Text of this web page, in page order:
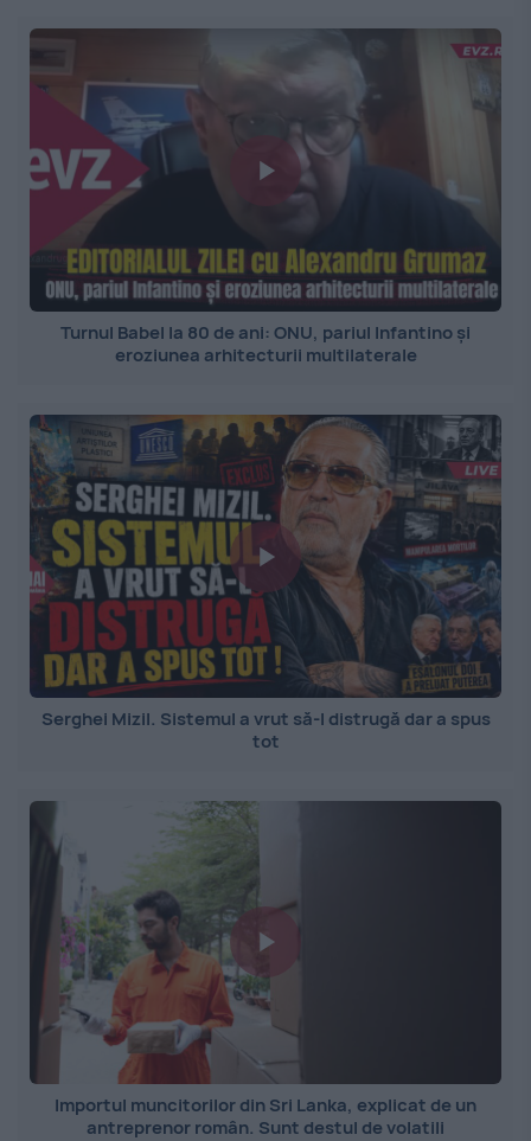
Turnul Babel la 80 de ani: ONU, pariul Infantino și
eroziunea arhitecturii multilaterale
Serghei Mizil. Sistemul a vrut să-l distrugă dar a spus
tot
Importul muncitorilor din Sri Lanka, explicat de un
antreprenor român. Sunt destul de volatili